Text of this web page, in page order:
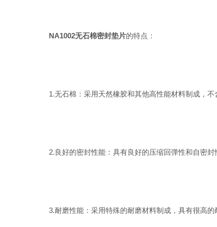
NA1002无石棉密封垫片的特点：
1.无石棉：采用天然橡胶和其他高性能材料制成，不
2.良好的密封性能：具有良好的压缩回弹性和自密封
3.耐磨性能：采用特殊的耐磨材料制成，具有很高的